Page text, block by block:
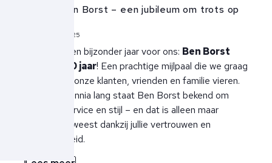
30 jaar Ben Borst – een jubileum om trots op
12 september 2025
Dit jaar is een bijzonder jaar voor ons: Ben Borst
bestaat 30 jaar! Een prachtige mijlpaal die we graag
samen met onze klanten, vrienden en familie vieren.
Al drie decennia lang staat Ben Borst bekend om
kwaliteit, service en stijl – en dat is alleen maar
mogelijk geweest dankzij jullie vertrouwen en
betrokkenheid.